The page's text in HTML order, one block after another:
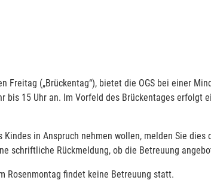
(„Brückentag“), bietet die OGS bei einer
bis 15 Uhr an. Im Vorfeld des Brückentages erfolgt
in Anspruch nehmen wollen, melden Sie dies
schriftliche Rückmeldung, ob die Betreuung
Rosenmontag findet keine Betreuung statt.